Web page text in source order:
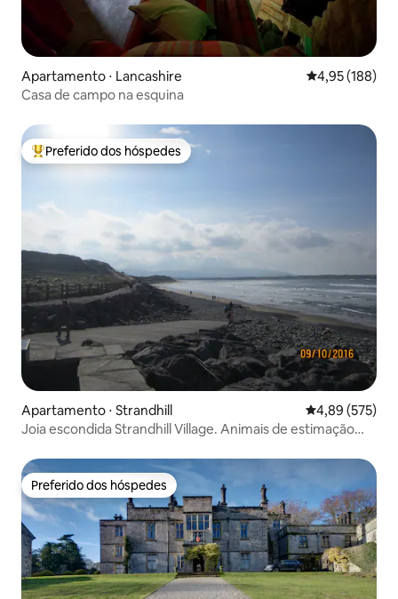
Apartamento ⋅ Lancashire 4,95 de uma
4,95 (188)
Casa de campo na esquina
Entre os melhores preferidos dos hóspedes
Preferido dos hóspedes
Apartamento ⋅ Strandhill 4,89 de uma
4,89 (575)
Joia escondida Strandhill Village. Animais de estimação
Preferido dos hóspedes
Preferido dos hóspedes